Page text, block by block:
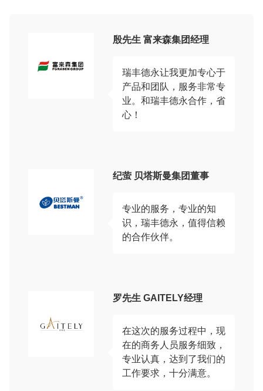
殷先生 富来森集团经理
瑞丰德永让我更加专心于
产品和团队，服务非常专
业。和瑞丰德永合作，省
心！
纪萤 贝塔斯曼集团董事
专业的服务，专业的知
识，瑞丰德永，值得信赖
的合作伙伴。
罗先生 GAITELY经理
在这次的服务过程中，现
在的商务人员服务细致，
专业认真，达到了我们的
工作要求，十分满意。